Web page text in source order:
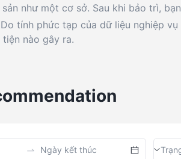
như một cơ sở. Sau khi bảo trì,
tính phức tạp của dữ liệu nghiệp
nào gây ra.